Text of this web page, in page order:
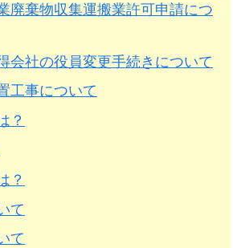
廃棄物収集運搬業許可申請につ
会社の役員変更手続きについて
工事について
？
？
て
て